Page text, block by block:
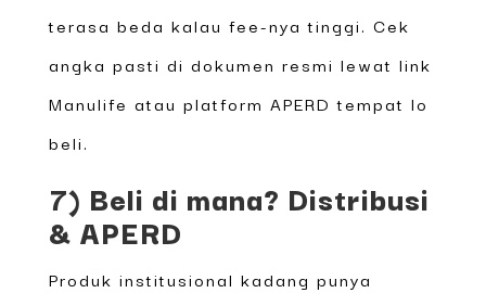
terasa beda kalau fee-nya tinggi. Cek
angka pasti di dokumen resmi lewat link
Manulife atau platform APERD tempat lo
beli.
7) Beli di mana? Distribusi
& APERD
Produk institusional kadang punya